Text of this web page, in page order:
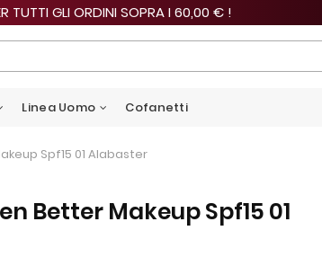
TUTTI GLI ORDINI SOPRA I 60,00 € !
Linea Uomo Cofanetti
Spf15 01 Alabaster
Better Makeup Spf15 01